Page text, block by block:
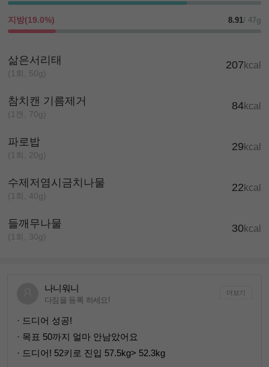
지방(19.0%) 8.91/ 47g
삶은서리태
(1회, 50g)
207 kcal
참치캔 기름제거
(1캔, 70g)
84kcal
파로밥
(1회, 20g)
29 kcal
수제저염시금치나물
(1회, 40g)
22 kcal
들깨무나물
(1회, 30g)
30kcal
나니워니
다짐을 등록 하세요!
더보기
· 드디어 성공!
· 목표 50까지 얼마 안남았어요
· 드디어! 52키로 진입 57.5kg> 52.3kg